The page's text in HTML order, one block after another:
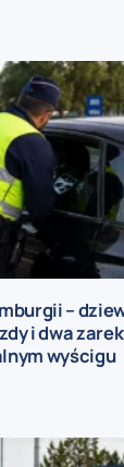
–
i dwa
wyścigu